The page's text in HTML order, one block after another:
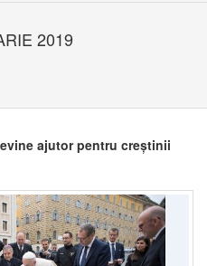
2019
ajutor pentru creștinii